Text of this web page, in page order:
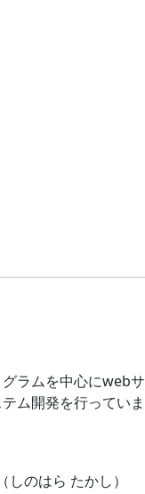
ラムを中心にwebサ
ム開発を行っていま
（しのはら たかし）